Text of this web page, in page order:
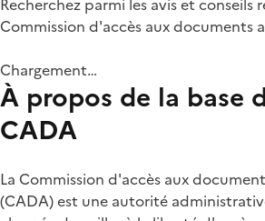
Commission d'accès aux documents
Chargement…
À propos de la base
CADA
La Commission d'accès aux
(CADA) est une autorité